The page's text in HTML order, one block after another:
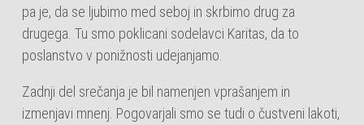
pa je, da se ljubimo med seboj in skrbimo drug za
drugega. Tu smo poklicani sodelavci Karitas, da to
poslanstvo v ponižnosti udejanjamo.
Zadnji del srečanja je bil namenjen vprašanjem in
izmenjavi mnenj. Pogovarjali smo se tudi o čustveni lakoti,